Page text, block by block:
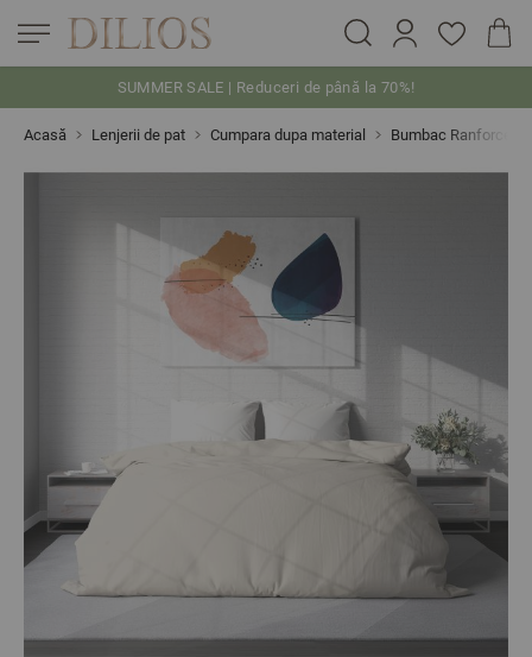
SUMMER SALE | Reduceri de până la 70%!
Acasă Lenjerii de pat Cumpara dupa material Bumbac Ranforce